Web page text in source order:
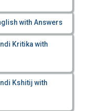
with Answers
Kritika with
Kshitij with